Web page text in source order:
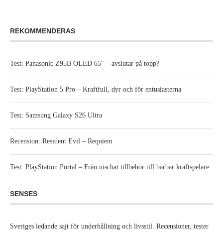
REKOMMENDERAS
Test: Panasonic Z95B OLED 65″ – avslutar på topp?
Test: PlayStation 5 Pro – Kraftfull, dyr och för entusiasterna
Test: Samsung Galaxy S26 Ultra
Recension: Resident Evil – Requiem
Test: PlayStation Portal – Från nischat tillbehör till bärbar kraftspelare
SENSES
Sveriges ledande sajt för underhållning och livsstil. Recensioner, tester